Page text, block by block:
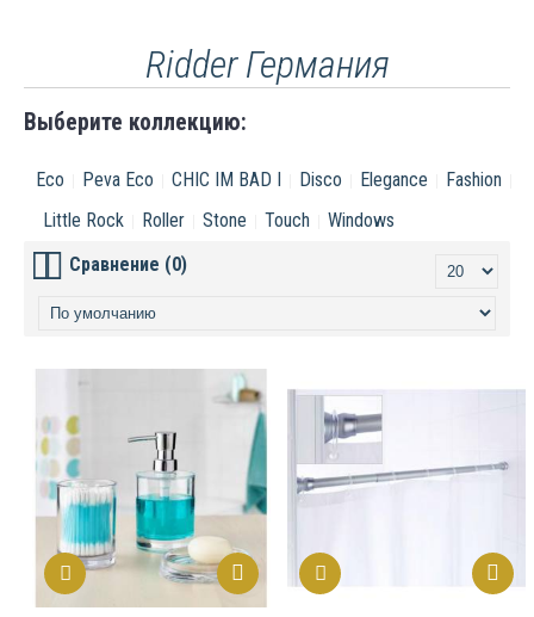
Ridder Германия
Выберите коллекцию:
Eco Peva Eco CHIC IM BAD I Disco Elegance
Fashion
Little Rock
Roller Stone Touch
Windows
Сравнение (0)